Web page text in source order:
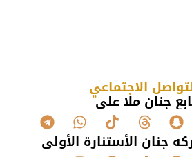
الاجتماعي
جنان ملا علي
جنان الأستنارة الأولى